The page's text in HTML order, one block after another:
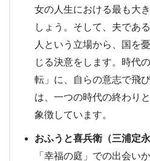
女の人生における最も大
しょう。そして、夫であ
人という立場から、国を
じる決意をします。時代
転」に、自らの意志で飛
は、一つの時代の終わり
象徴しています。
おふうと喜兵衛（三浦定
「幸福の庭」での出会い